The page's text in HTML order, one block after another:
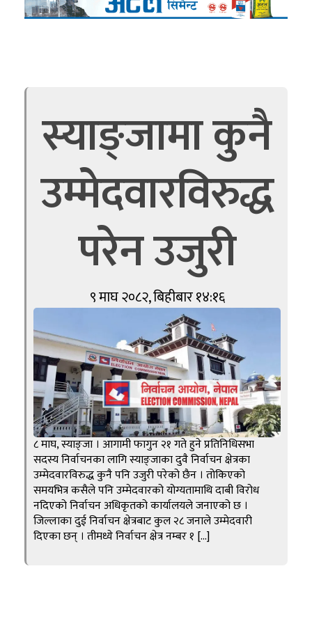
स्याङ्जामा कुनै
उम्मेदवारविरुद्ध
परेन उजुरी
९ माघ २०८२, बिहीबार १४:१६
८ माघ, स्याङ्जा । आगामी फागुन २१ गते हुने प्रतिनिधिसभा
सदस्य निर्वाचनका लागि स्याङ्जाका दुवै निर्वाचन क्षेत्रका
उम्मेदवारविरुद्ध कुनै पनि उजुरी परेको छैन । तोकिएको
समयभित्र कसैले पनि उम्मेदवारको योग्यतामाथि दाबी विरोध
नदिएको निर्वाचन अधिकृतको कार्यालयले जनाएको छ ।
जिल्लाका दुई निर्वाचन क्षेत्रबाट कुल २८ जनाले उम्मेदवारी
दिएका छन् । तीमध्ये निर्वाचन क्षेत्र नम्बर १ […]